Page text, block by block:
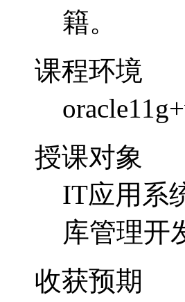
籍。
课程环境
授课对象
IT应用系
库管理开
收获预期